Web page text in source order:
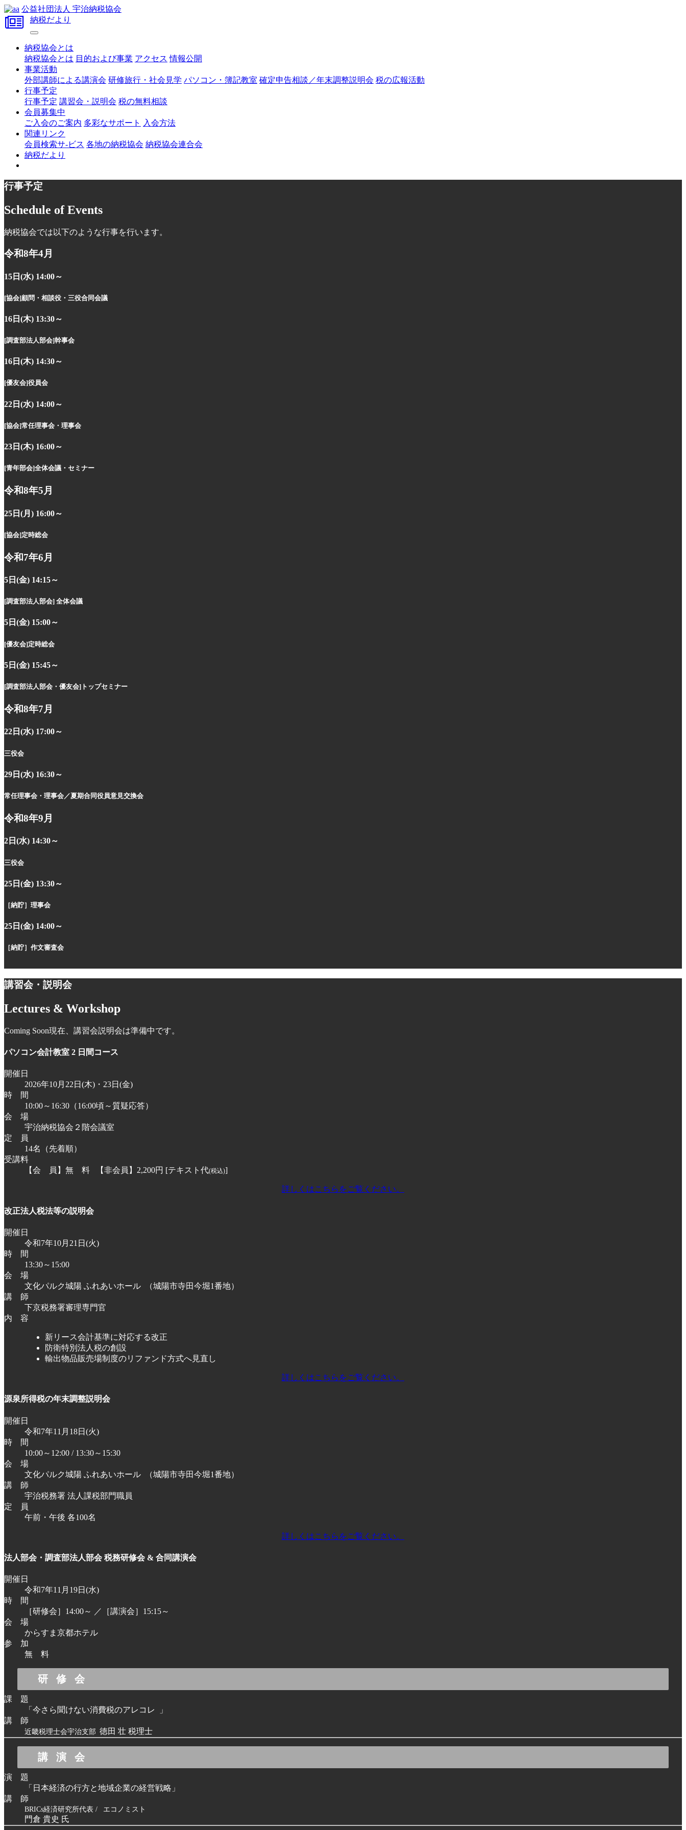
公益社団法人 宇治納税協会
納税だより
納税協会とは
納税協会とは 目的および事業 アクセス 情報公開
事業活動
外部講師による講演会 研修旅行・社会見学 パソコン・簿記教室 確定申告相談／年末調整説明会 税の広報活動
行事予定
行事予定 講習会・説明会 税の無料相談
会員募集中
ご入会のご案内 多彩なサポート
入会方法
関連リンク
会員検索サ-ビス 各地の納税協会 納税協会連合会
納税だより
行事予定
Schedule of Events
納税協会では以下のような行事を行います。
令和8年4月
15日(水) 14:00～
[協会]顧問・相談役・三役合同会議
16日(木) 13:30～
[調査部法人部会]幹事会
16日(木) 14:30～
[優友会]役員会
22日(水) 14:00～
[協会]常任理事会・理事会
23日(木) 16:00～
[青年部会]全体会議・セミナー
令和8年5月
25日(月) 16:00～
[協会]定時総会
令和7年6月
5日(金) 14:15～
[調査部法人部会] 全体会議
5日(金) 15:00～
[優友会]定時総会
5日(金) 15:45～
[調査部法人部会・優友会] トップセミナー
令和8年7月
22日(水) 17:00～
三役会
29日(水) 16:30～
常任理事会・理事会 ／夏期合同役員意見交換会
令和8年9月
2日(水) 14:30～
三役会
25日(金) 13:30～
［納貯］ 理事会
25日(金) 14:00～
［納貯］ 作文審査会
講習会・説明会
Lectures & Workshop
Coming Soon現在、講習会説明会は準備中です。
パソコン会計教室 2 日間コース
開催日
2026年10月22日(木)・23日(金)
時 間
10:00～16:30（16:00頃～質疑応答）
会 場
宇治納税協会２階会議室
定 員
14名（先着順）
受講料
【会 員】無 料
【非会員】2,200円 [テキスト代(税込)]
詳しくはこちらをご覧ください。
改正法人税法等の説明会
開催日
令和7年10月21日(火)
時 間
13:30～15:00
会 場
文化パルク城陽 ふれあいホール
（城陽市寺田今堀1番地）
講 師
下京税務署審理専門官
内 容
新リース会計基準に対応する改正
防衛特別法人税の創設
輸出物品販売場制度のリファンド方式へ見直し
詳しくはこちらをご覧ください。
源泉所得税の年末調整説明会
開催日
令和7年11月18日(火)
時 間
10:00～12:00 / 13:30～15:30
会 場
文化パルク城陽 ふれあいホール
（城陽市寺田今堀1番地）
講 師
宇治税務署 法人課税部門職員
定 員
午前・午後 各100名
詳しくはこちらをご覧ください。
法人部会・調査部法人部会 税務研修会 & 合同講演会
開催日
令和7年11月19日(水)
時 間
［研修会］14:00～ ／［講演会］15:15～
会 場
からすま京都ホテル
参 加
無 料
研修会
課 題
「今さら聞けない消費税のアレコレ
」
講 師
近畿税理士会宇治支部 徳田 壮 税理士
講演会
演 題
「日本経済の行方と地域企業の経営戦略」
講 師
BRICs経済研究所代表 / エコノミスト
門倉 貴史 氏